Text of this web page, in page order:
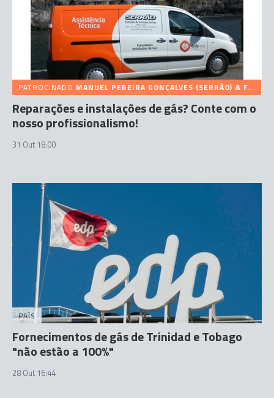
PATROCINADO MANUEL PEREIRA GONÇALVES (SERRÃO) & FILHOS
Reparações e instalações de gás? Conte com o
nosso profissionalismo!
31 Out 18:00
PAÍS
Fornecimentos de gás de Trinidad e Tobago
"não estão a 100%"
28 Out 16:44